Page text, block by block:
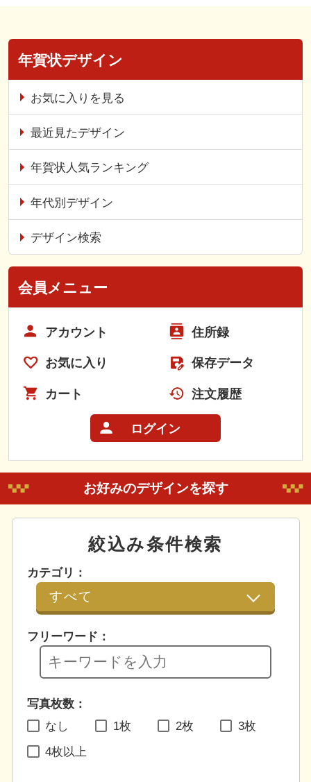
年賀状デザイン
お気に入りを見る
最近見たデザイン
年賀状人気ランキング
年代別デザイン
デザイン検索
会員メニュー
アカウント 住所録
お気に入り 保存データ
カート 注文履歴
ログイン
お好みのデザインを探す
絞込み条件検索
カテゴリ：
フリーワード：
写真枚数：
なし
1枚 2枚 3枚
4枚以上